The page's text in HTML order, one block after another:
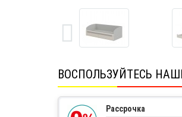
ВОСПОЛЬЗУЙТЕСЬ
Рассрочка